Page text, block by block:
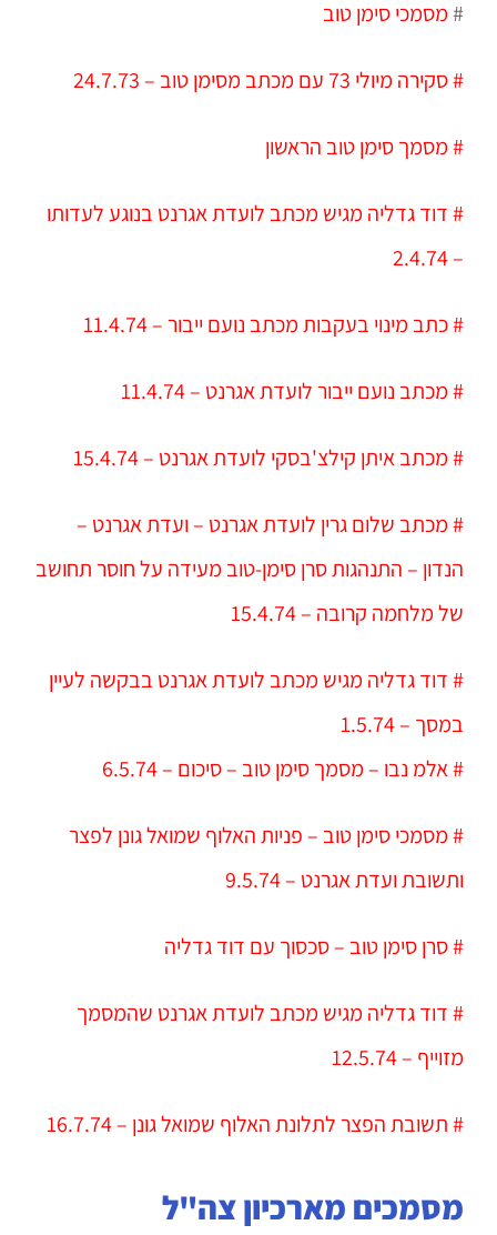
#מסמכי סימן טוב
# סקירה מיולי 73 עם מכתב מסימן טוב – 24.7.73
# מסמך סימן טוב הראשון
# דוד גדליה מגיש מכתב לועדת אגרנט בנוגע לעדותו
– 2.4.74
# כתב מינוי בעקבות מכתב נועם ייבור – 11.4.74
# מכתב נועם ייבור לועדת אגרנט – 11.4.74
# מכתב איתן קילצ'בסקי לועדת אגרנט – 15.4.74
# מכתב שלום גרין לועדת אגרנט – ועדת אגרנט –
הנדון – התנהגות סרן סימן-טוב מעידה על חוסר תחושב
של מלחמה קרובה – 15.4.74
# דוד גדליה מגיש מכתב לועדת אגרנט בבקשה לעיין
במסך – 1.5.74
# אלמ נבו – מסמך סימן טוב – סיכום – 6.5.74
# מסמכי סימן טוב – פניות האלוף שמואל גונן לפצר
ותשובת ועדת אגרנט – 9.5.74
# סרן סימן טוב – סכסוך עם דוד גדליה
# דוד גדליה מגיש מכתב לועדת אגרנט שהמסמך
מזוייף – 12.5.74
# תשובת הפצר לתלונת האלוף שמואל גונן – 16.7.74
מסמכים מארכיון צה"ל